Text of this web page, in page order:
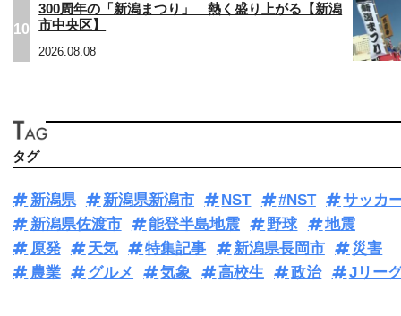
10
300周年の「新潟まつり」 熱く盛り上がる【新潟
市中央区】
2026.08.08
タグ
新潟県 新潟県新潟市 NST #NST
サッカ
新潟県佐渡市
能登半島地震 野球
地震
原発
天気 特集記事 新潟県長岡市
災害
農業
グルメ 気象 高校生 政治 Jリー